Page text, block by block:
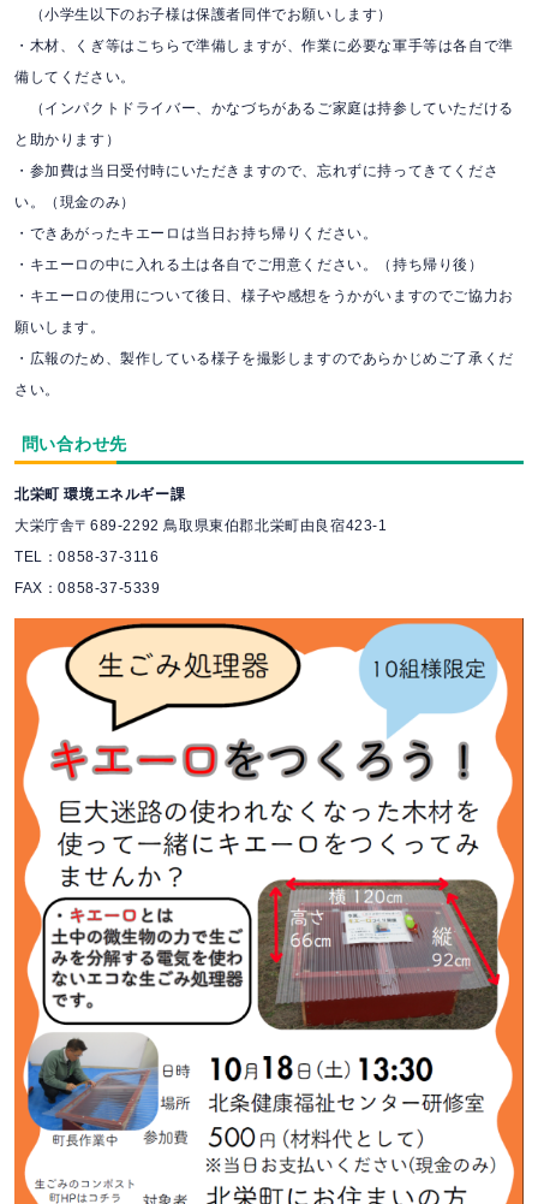
（小学生以下のお子様は保護者同伴でお願いします）
・木材、くぎ等はこちらで準備しますが、作業に必要な軍手等は各自で準
備してください。
（インパクトドライバー、かなづちがあるご家庭は持参していただける
と助かります）
・参加費は当日受付時にいただきますので、忘れずに持ってきてくださ
い。（現金のみ）
・できあがったキエーロは当日お持ち帰りください。
・キエーロの中に入れる土は各自でご用意ください。（持ち帰り後）
・キエーロの使用について後日、様子や感想をうかがいますのでご協力お
願いします。
・広報のため、製作している様子を撮影しますのであらかじめご了承くだ
さい。
問い合わせ先
北栄町 環境エネルギー課
大栄庁舎〒689-2292 鳥取県東伯郡北栄町由良宿423-1
TEL：0858-37-3116
FAX：0858-37-5339